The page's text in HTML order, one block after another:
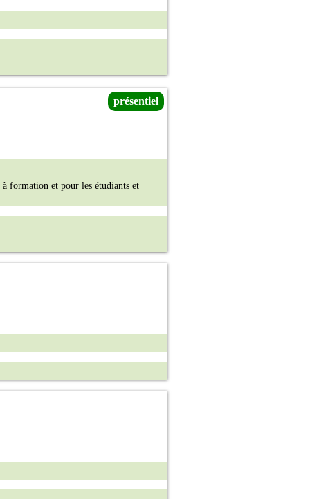
présentiel
formation et pour les étudiants et